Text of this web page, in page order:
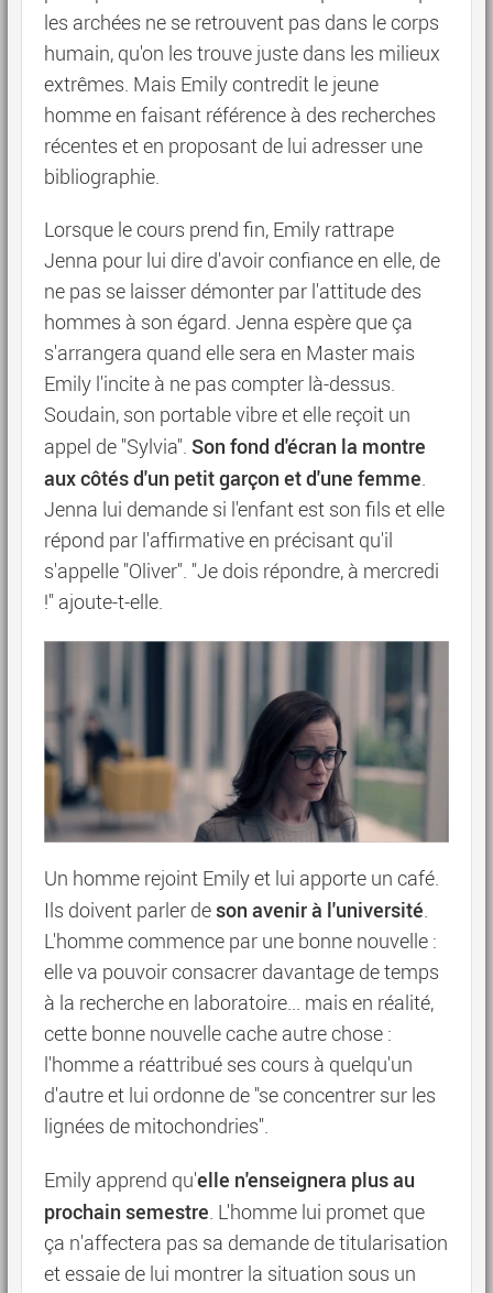
les archées ne se retrouvent pas dans le corps
humain, qu'on les trouve juste dans les milieux
extrêmes. Mais Emily contredit le jeune
homme en faisant référence à des recherches
récentes et en proposant de lui adresser une
bibliographie.
Lorsque le cours prend fin, Emily rattrape
Jenna pour lui dire d'avoir confiance en elle, de
ne pas se laisser démonter par l'attitude des
hommes à son égard. Jenna espère que ça
s'arrangera quand elle sera en Master mais
Emily l'incite à ne pas compter là-dessus.
Soudain, son portable vibre et elle reçoit un
appel de "Sylvia". Son fond d'écran la montre
aux côtés d'un petit garçon et d'une femme.
Jenna lui demande si l'enfant est son fils et elle
répond par l'affirmative en précisant qu'il
s'appelle "Oliver". "Je dois répondre, à mercredi
!" ajoute-t-elle.
Un homme rejoint Emily et lui apporte un café.
Ils doivent parler deson avenir à l'université.
L'homme commence par une bonne nouvelle :
elle va pouvoir consacrer davantage de temps
à la recherche en laboratoire... mais en réalité,
cette bonne nouvelle cache autre chose :
l'homme a réattribué ses cours à quelqu'un
d'autre et lui ordonne de "se concentrer sur les
lignées de mitochondries".
Emily apprend qu'elle n'enseignera plus au
prochain semestre. L'homme lui promet que
ça n'affectera pas sa demande de titularisation
et essaie de lui montrer la situation sous un